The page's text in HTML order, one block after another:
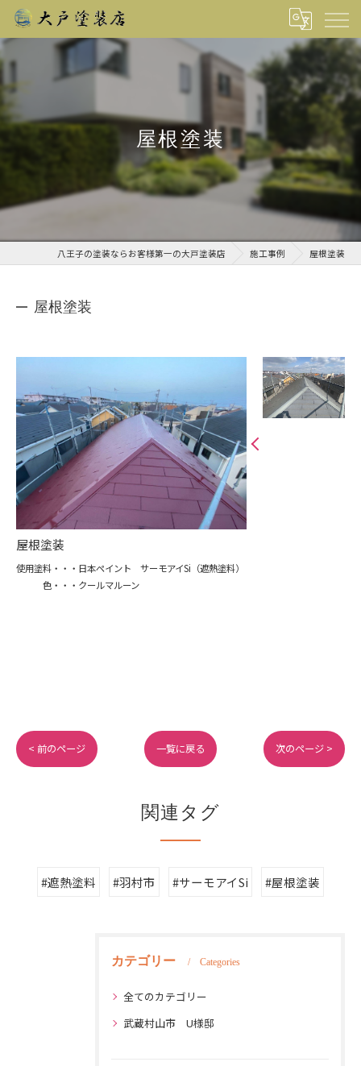
屋根塗装
八王子の塗装ならお客様第一の大戸塗装店 施工事例 屋根塗装
屋根塗装
屋根塗装
使用塗料・・・日本ペイント サーモアイSi（遮熱塗料）
色・・・クールマルーン
< 前のページ 一覧に戻る 次のページ >
関連タグ
#遮熱塗料 #羽村市 #サーモアイSi #屋根塗装
カテゴリー Categories
全てのカテゴリー
武蔵村山市 U様邸